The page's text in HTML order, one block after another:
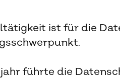
ist für die
führte die